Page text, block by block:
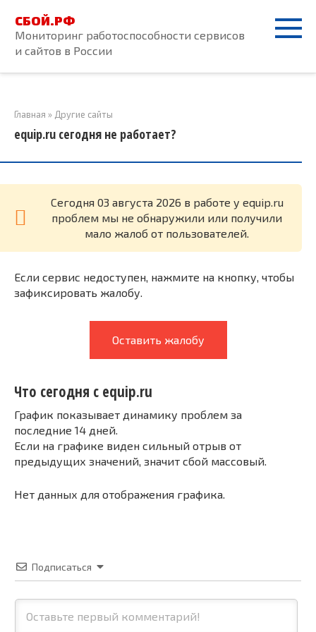
контенту
СБОЙ.РФ
Мониторинг работоспособности сервисов
и сайтов в России
Главная » Другие сайты
equip.ru сегодня не работает?
Cегодня 03 августа 2026 в работе у equip.ru
проблем мы не обнаружили или получили
мало жалоб от пользователей.
Если сервис недоступен, нажмите на кнопку, чтобы
зафиксировать жалобу.
Оставить жалобу
Что сегодня с equip.ru
График показывает динамику проблем за
последние 14 дней.
Если на графике виден сильный отрыв от
предыдущих значений, значит сбой массовый.
Нет данных для отображения графика.
Подписаться